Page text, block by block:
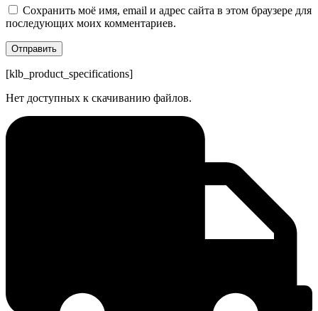
Сохранить моё имя, email и адрес сайта в этом браузере для
последующих моих комментариев.
[klb_product_specifications]
Нет доступных к скачиванию файлов.